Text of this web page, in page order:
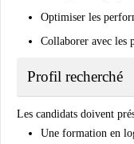
Optimiser les
Collaborer avec les
Profil recherché
Les candidats doivent
Une formation en